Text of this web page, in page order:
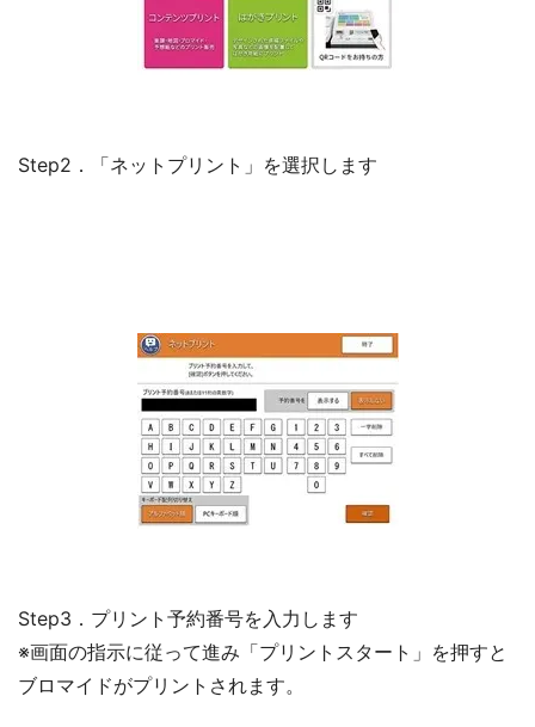
Step2．「ネットプリント」を選択します
Step3．プリント予約番号を入力します
※画面の指示に従って進み「プリントスタート」を押すと
ブロマイドがプリントされます。